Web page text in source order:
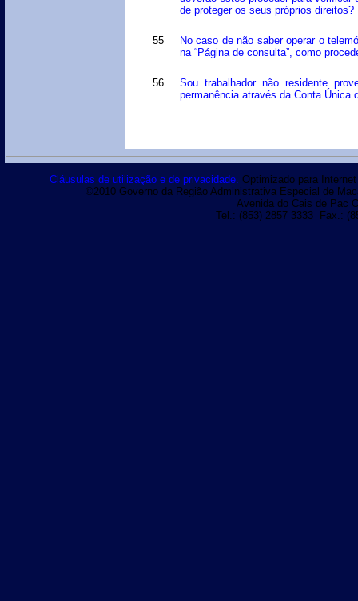
de proteger os seus próprios direitos?
55
No caso de não saber operar o
na “Página de consulta”, como
56
Sou trabalhador não residente
permanência através da Conta Única
Cláusulas de utilização e de privacidade. Optimizado para
©2010 Governo da Região Administrativa Especial de
Avenida do Cais de Pac
Tel.: (853) 2857 3333 Fax.: